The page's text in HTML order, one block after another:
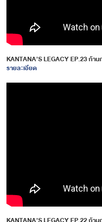
KANTANA’S LEGACY EP.23 ก้า
รายละเอียด